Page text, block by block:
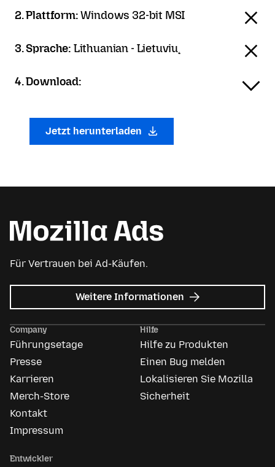
2. Plattform:Windows 32-bit MSI
3. Sprache: Lithuanian - Lietuvių
4. Download:
Jetzt herunterladen
Für Vertrauen bei Ad-Käufen.
Weitere Informationen zu
Mozilla
Company
Führungsetage
Presse
Karrieren
Merch-Store
Kontakt
Impressum
Hilfe
Hilfe zu Produkten
Einen Bug melden
Lokalisieren Sie Mozilla
Sicherheit
Entwickler